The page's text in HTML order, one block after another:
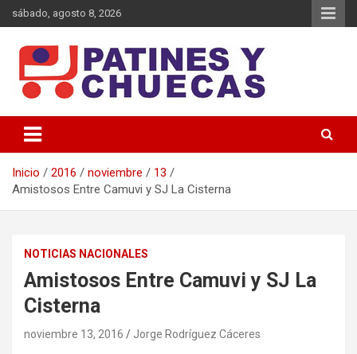
Saltar
al
sábado, agosto 8, 2026
Patines y Chuecas
Inicio 2016 noviembre
13
Amistosos Entre Camuvi y SJ La Cisterna
NOTICIAS NACIONALES
Amistosos Entre Camuvi y SJ La
Cisterna
noviembre 13, 2016 Jorge Rodríguez Cáceres